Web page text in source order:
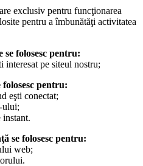
exclusiv pentru funcţionarea
pentru a îmbunătăţi activitatea
se folosesc pentru:
interesat pe siteul nostru;
pentru:
eşti conectat;
ului;
instant.
se folosesc pentru:
web;